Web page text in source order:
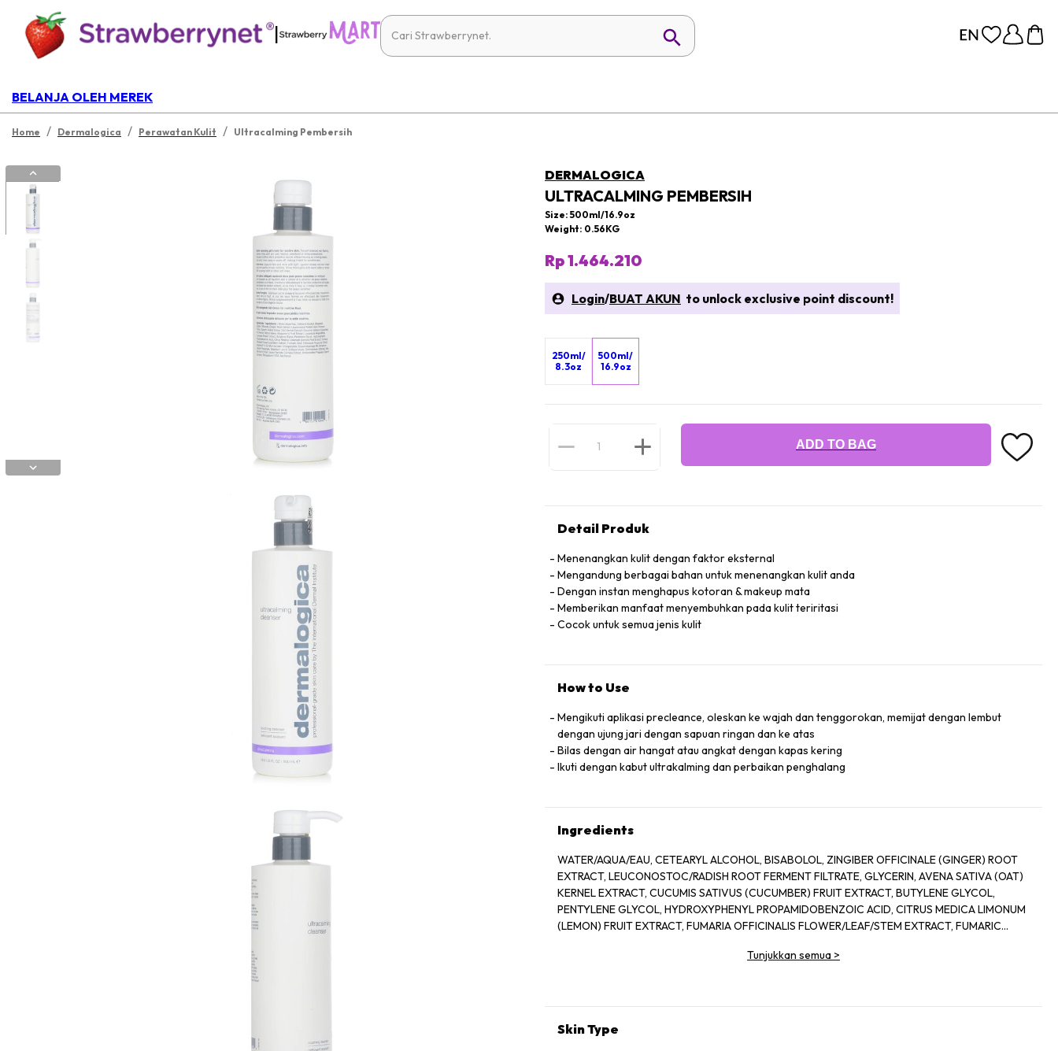
|
BELANJA OLEH MEREK
Home / Dermalogica / Perawatan Kulit / Ultracalming Pembersih
DERMALOGICA
ULTRACALMING PEMBERSIH
Size: 500ml/16.9oz
Weight: 0.56KG
Rp 1.464.210
Login/BUAT AKUN to unlock exclusive point discount!
250ml/
8.3oz
500ml/
16.9oz
ADD TO BAG
Detail Produk
Menenangkan kulit dengan faktor eksternal
Mengandung berbagai bahan untuk menenangkan kulit anda
Dengan instan menghapus kotoran & makeup mata
Memberikan manfaat menyembuhkan pada kulit teriritasi
Cocok untuk semua jenis kulit
How to Use
Mengikuti aplikasi precleance, oleskan ke wajah dan tenggorokan, memijat dengan lembut
dengan ujung jari dengan sapuan ringan dan ke atas
Bilas dengan air hangat atau angkat dengan kapas kering
Ikuti dengan kabut ultrakalming dan perbaikan penghalang
Ingredients
WATER/AQUA/EAU, CETEARYL ALCOHOL, BISABOLOL, ZINGIBER OFFICINALE (GINGER) ROOT
EXTRACT, LEUCONOSTOC/RADISH ROOT FERMENT FILTRATE, GLYCERIN, AVENA SATIVA (OAT)
KERNEL EXTRACT, CUCUMIS SATIVUS (CUCUMBER) FRUIT EXTRACT, BUTYLENE GLYCOL,
PENTYLENE GLYCOL, HYDROXYPHENYL PROPAMIDOBENZOIC ACID, CITRUS MEDICA LIMONUM
(LEMON) FRUIT EXTRACT, FUMARIA OFFICINALIS FLOWER/LEAF/STEM EXTRACT, FUMARIC
AMINOMETHYL PROPANOI.
Tunjukkan semua >
Skin Type